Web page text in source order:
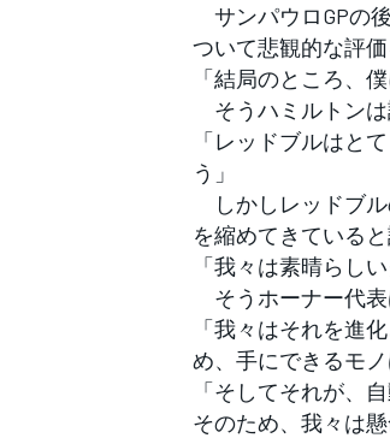
サンパウロGPの
ついて悲観的な評価
「結局のところ、
そうハミルトンは
「レッドブルはと
う」
しかしレッドブル
を縮めてきていると
「我々は素晴らし
そうホーナー代表
「我々はそれを進
め、手にできるモ
「そしてそれが、
そのため、我々は